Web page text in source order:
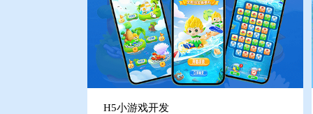
H5小游戏开发